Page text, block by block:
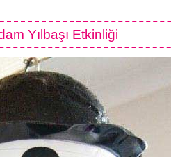
Yılbaşı Etkinliği